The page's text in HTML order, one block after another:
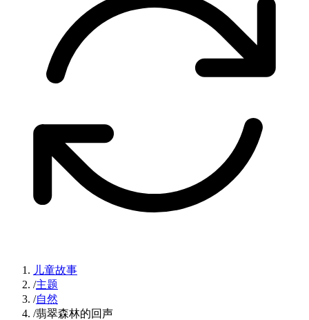
儿童故事
/主题
/自然
/翡翠森林的回声